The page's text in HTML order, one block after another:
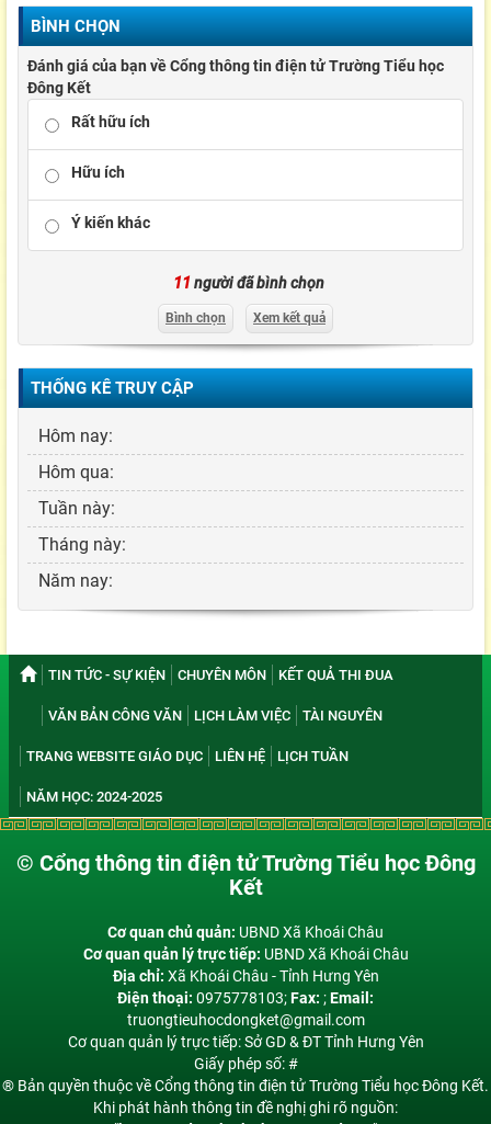
BÌNH CHỌN
Đánh giá của bạn về Cổng thông tin điện tử Trường Tiểu học
Đông Kết
Rất hữu ích
Hữu ích
Ý kiến khác
11 người đã bình chọn
Bình chọn Xem kết quả
THỐNG KÊ TRUY CẬP
Hôm nay:
Hôm qua:
Tuần này:
Tháng này:
Năm nay:
TIN TỨC - SỰ KIỆN CHUYÊN MÔN KẾT QUẢ THI ĐUA
VĂN BẢN CÔNG VĂN LỊCH LÀM VIỆC TÀI NGUYÊN
TRANG WEBSITE GIÁO DỤC LIÊN HỆ LỊCH TUẦN
NĂM HỌC: 2024-2025
© Cổng thông tin điện tử Trường Tiểu học Đông
Kết
Cơ quan chủ quản: UBND Xã Khoái Châu
Cơ quan quản lý trực tiếp: UBND Xã Khoái Châu
Địa chỉ: Xã Khoái Châu - Tỉnh Hưng Yên
Điện thoại: 0975778103;Fax: ;Email:
truongtieuhocdongket@gmail.com
Cơ quan quản lý trực tiếp: Sở GD & ĐT Tỉnh Hưng Yên
Giấy phép số: #
® Bản quyền thuộc về Cổng thông tin điện tử Trường Tiểu học Đông Kết.
Khi phát hành thông tin đề nghị ghi rõ nguồn: